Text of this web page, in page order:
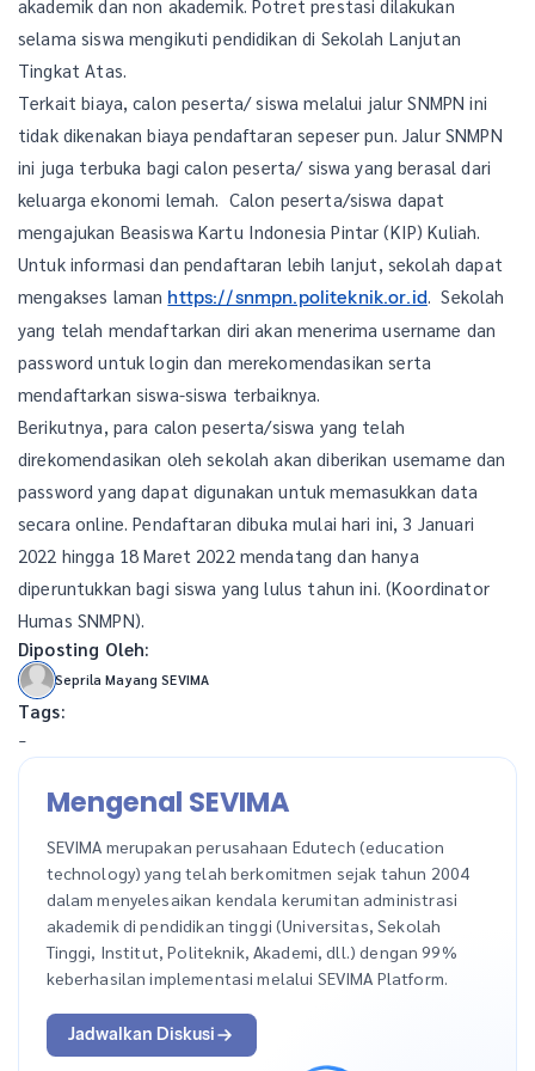
akademik dan non akademik. Potret prestasi dilakukan
selama siswa mengikuti pendidikan di Sekolah Lanjutan
Tingkat Atas.
Terkait biaya, calon peserta/ siswa melalui jalur SNMPN ini
tidak dikenakan biaya pendaftaran sepeser pun. Jalur SNMPN
ini juga terbuka bagi calon peserta/ siswa yang berasal dari
keluarga ekonomi lemah. Calon peserta/siswa dapat
mengajukan Beasiswa Kartu Indonesia Pintar (KIP) Kuliah.
Untuk informasi dan pendaftaran lebih lanjut, sekolah dapat
mengakses laman https://snmpn.politeknik.or.id. Sekolah
yang telah mendaftarkan diri akan menerima username dan
password untuk login dan merekomendasikan serta
mendaftarkan siswa-siswa terbaiknya.
Berikutnya, para calon peserta/siswa yang telah
direkomendasikan oleh sekolah akan diberikan usemame dan
password yang dapat digunakan untuk memasukkan data
secara online. Pendaftaran dibuka mulai hari ini, 3 Januari
2022 hingga 18 Maret 2022 mendatang dan hanya
diperuntukkan bagi siswa yang lulus tahun ini. (Koordinator
Humas SNMPN).
Diposting Oleh:
Seprila Mayang SEVIMA
Tags:
-
Mengenal SEVIMA
SEVIMA merupakan perusahaan Edutech (education
technology) yang telah berkomitmen sejak tahun 2004
dalam menyelesaikan kendala kerumitan administrasi
akademik di pendidikan tinggi (Universitas, Sekolah
Tinggi, Institut, Politeknik, Akademi, dll.) dengan 99%
keberhasilan implementasi melalui SEVIMA Platform.
Jadwalkan Diskusi